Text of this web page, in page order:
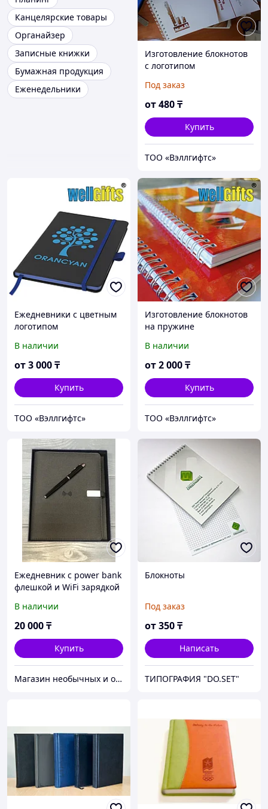
Канцелярские товары
Органайзер
Записные книжки
Бумажная продукция
Еженедельники
Изготовление блокнотов
с логотипом
Под заказ
от480₸
Купить
ТОО «Вэллгифтс»
Ежедневники с цветным
логотипом
В наличии
от3 000₸
Купить
ТОО «Вэллгифтс»
Изготовление блокнотов
на пружине
В наличии
от2 000₸
Купить
ТОО «Вэллгифтс»
Ежедневник с power bank
флешкой и WiFi зарядкой
В наличии
20 000₸
Купить
Магазин необычных и оригинальных подарков "UDIVI.KZ".
Блокноты
Под заказ
от350₸
Написать
ТИПОГРАФИЯ "DO.SET"